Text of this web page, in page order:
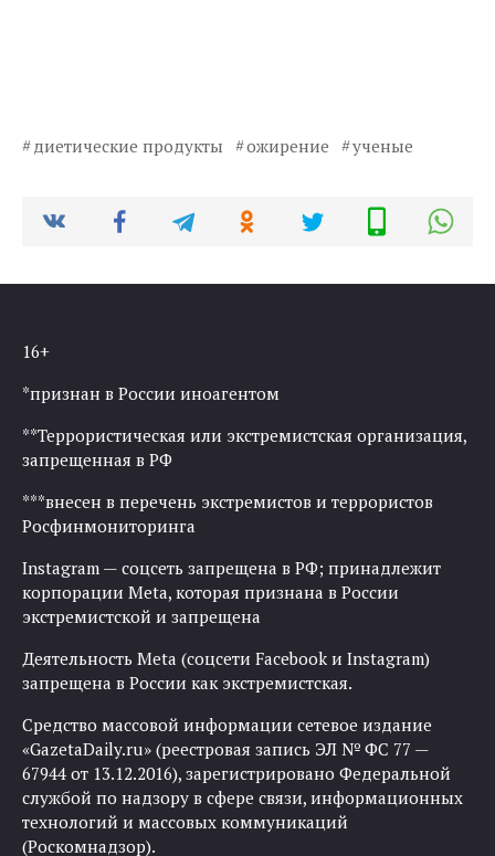
диетические продукты ожирение ученые
16+
*признан в России иноагентом
**Террористическая или экстремистская организация,
запрещенная в РФ
***внесен в перечень экстремистов и террористов
Росфинмониторинга
Instagram — соцсеть запрещена в РФ; принадлежит
корпорации Meta, которая признана в России
экстремистской и запрещена
Деятельность Meta (соцсети Facebook и Instagram)
запрещена в России как экстремистская.
Средство массовой информации сетевое издание
«GazetaDaily.ru» (реестровая запись ЭЛ № ФС 77 —
67944 от 13.12.2016), зарегистрировано Федеральной
службой по надзору в сфере связи, информационных
технологий и массовых коммуникаций
(Роскомнадзор).